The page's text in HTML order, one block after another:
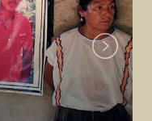
Next